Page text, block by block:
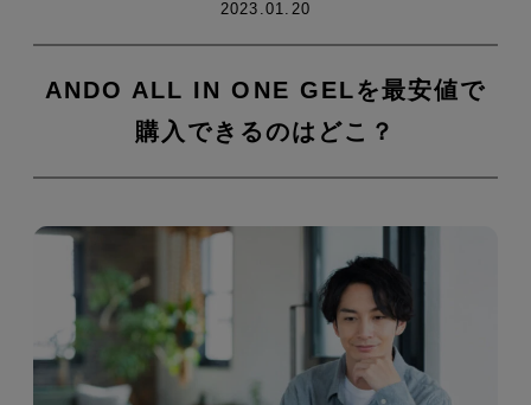
2023.01.20
ANDO ALL IN ONE GELを最安値で
購入できるのはどこ？